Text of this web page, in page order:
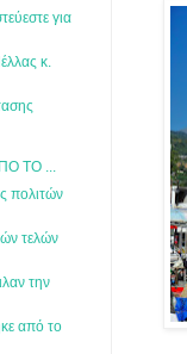
για
κ.
ΤΟ ...
πολιτών
τελών
την
από το